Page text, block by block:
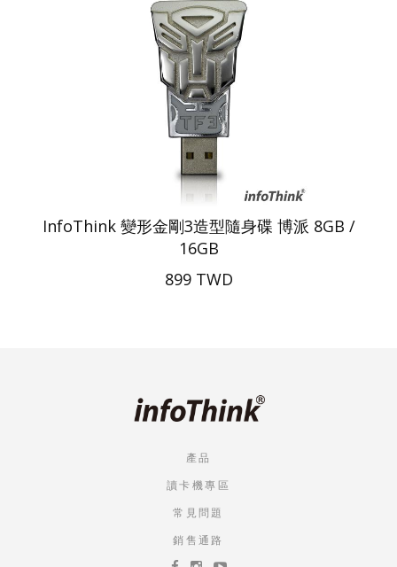
InfoThink 變形金剛3造型隨身碟 博派 8GB /
16GB
899 TWD
產品
讀卡機專區
常見問題
銷售通路